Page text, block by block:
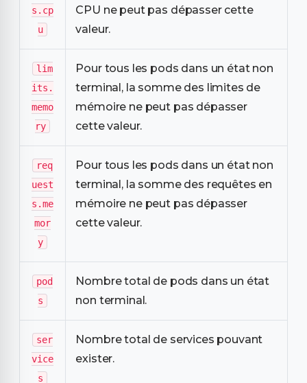
s.cp
u
CPU ne peut pas dépasser cette
valeur.
lim
its.
memo
ry
Pour tous les pods dans un état non
terminal, la somme des limites de
mémoire ne peut pas dépasser
cette valeur.
req
uest
s.me
mor
y
Pour tous les pods dans un état non
terminal, la somme des requêtes en
mémoire ne peut pas dépasser
cette valeur.
pod
s
Nombre total de pods dans un état
non terminal.
ser
vice
s
Nombre total de services pouvant
exister.